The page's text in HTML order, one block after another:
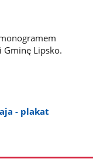
Gminę Lipsko.
- plakat